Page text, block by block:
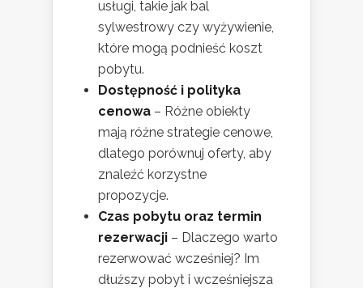
usługi, takie jak bal
sylwestrowy czy wyżywienie,
które mogą podnieść koszt
pobytu.
Dostępność i polityka
cenowa – Różne obiekty
mają różne strategie cenowe,
dlatego porównuj oferty, aby
znaleźć korzystne
propozycje.
Czas pobytu oraz termin
rezerwacji – Dlaczego warto
rezerwować wcześniej? Im
dłuższy pobyt i wcześniejsza